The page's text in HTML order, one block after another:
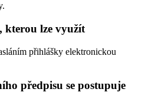
kterou lze využít
přihlášky elektronickou
předpisu se postupuje